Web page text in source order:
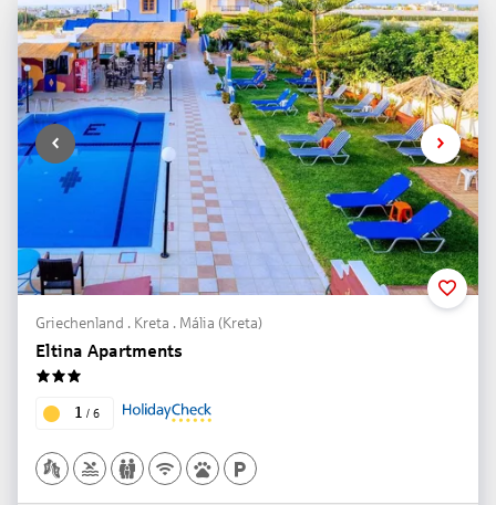
Griechenland . Kreta . Mália (Kreta)
Eltina Apartments
1 / 6